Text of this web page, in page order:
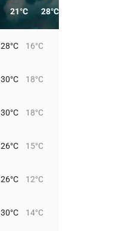
21°C 28°C
28°C 16°C
30°C 18°C
30°C 18°C
26°C 15°C
26°C 12°C
30°C 14°C